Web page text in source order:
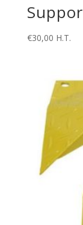
€30,00 H.T.